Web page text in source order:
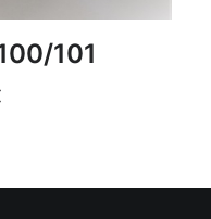
101